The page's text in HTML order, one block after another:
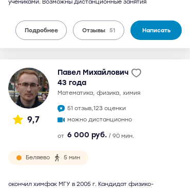
учениками. Возможны дистанционные занятия
Подробнее Отзывы 51 Написать
9,7
Павел Михайлович
43 года
математика, физика, химия
51 отзыв,123 оценки
можно дистанционно
от 6 000 руб. / 90 мин.
Беляево 5 мин
окончил химфак МГУ в 2005 г. Кандидат физико-